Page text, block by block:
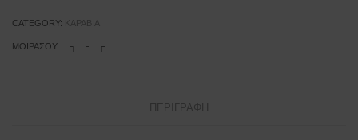
CATEGORY: ΚΑΡΆΒΙΑ
ΜΟΙΡΆΣΟΥ:
ΠΕΡΙΓΡΑΦΉ